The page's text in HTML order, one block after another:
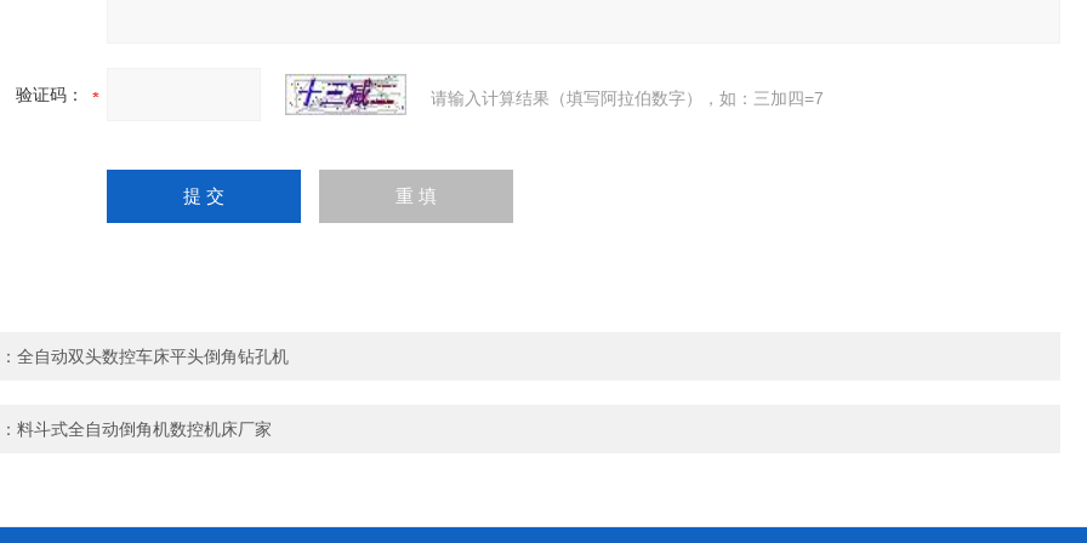
验证码： 请输入计算结果（填写阿拉伯数字），如：三加四=7
全自动双头数控车床平头倒角钻孔机
料斗式全自动倒角机数控机床厂家